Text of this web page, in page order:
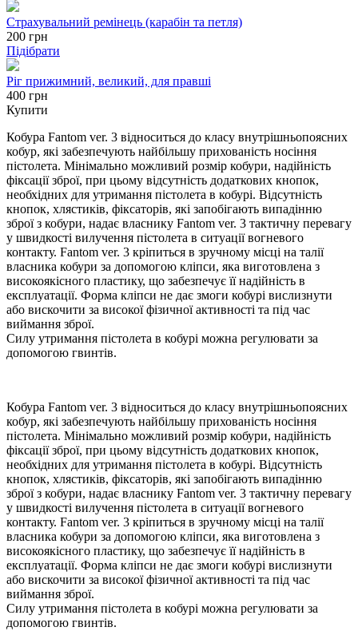
Страхувальний ремінець (карабін та петля)
200 грн
Підібрати
Ріг прижимний, великий, для правші
400 грн
Купити
Кобура Fantom ver. 3 відноситься до класу внутрішньопоясних
кобур, які забезпечують найбільшу прихованість носіння
пістолета. Мінімально можливий розмір кобури, надійність
фіксації зброї, при цьому відсутність додаткових кнопок,
необхідних для утримання пістолета в кобурі. Відсутність
кнопок, хлястиків, фіксаторів, які запобігають випадінню
зброї з кобури, надає власнику Fantom ver. 3 тактичну перевагу
у швидкості вилучення пістолета в ситуації вогневого
контакту. Fantom ver. 3 кріпиться в зручному місці на талії
власника кобури за допомогою кліпси, яка виготовлена з
високоякісного пластику, що забезпечує її надійність в
експлуатації. Форма кліпси не дає змоги кобурі вислизнути
або вискочити за високої фізичної активності та під час
виймання зброї.
Силу утримання пістолета в кобурі можна регулювати за
допомогою гвинтів.
Кобура Fantom ver. 3 відноситься до класу внутрішньопоясних
кобур, які забезпечують найбільшу прихованість носіння
пістолета. Мінімально можливий розмір кобури, надійність
фіксації зброї, при цьому відсутність додаткових кнопок,
необхідних для утримання пістолета в кобурі. Відсутність
кнопок, хлястиків, фіксаторів, які запобігають випадінню
зброї з кобури, надає власнику Fantom ver. 3 тактичну перевагу
у швидкості вилучення пістолета в ситуації вогневого
контакту. Fantom ver. 3 кріпиться в зручному місці на талії
власника кобури за допомогою кліпси, яка виготовлена з
високоякісного пластику, що забезпечує її надійність в
експлуатації. Форма кліпси не дає змоги кобурі вислизнути
або вискочити за високої фізичної активності та під час
виймання зброї.
Силу утримання пістолета в кобурі можна регулювати за
допомогою гвинтів.